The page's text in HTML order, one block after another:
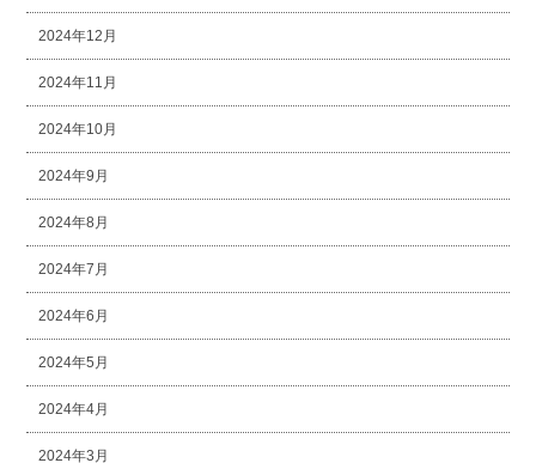
2024年12月
2024年11月
2024年10月
2024年9月
2024年8月
2024年7月
2024年6月
2024年5月
2024年4月
2024年3月